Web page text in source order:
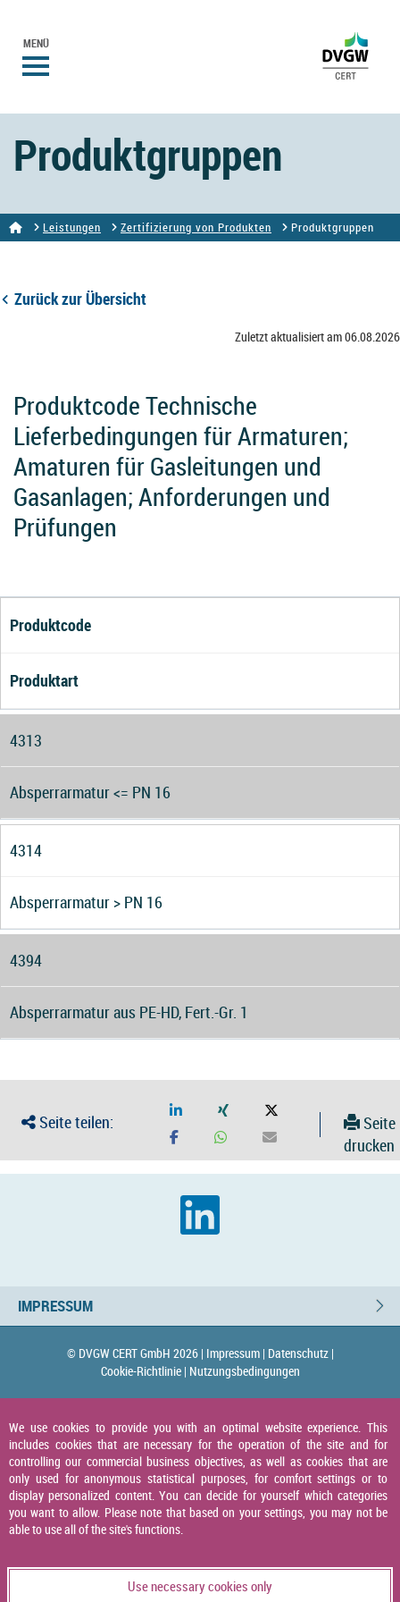
MENÜ
Produktgruppen
Leistungen Zertifizierung von Produkten Produktgruppen
Zurück zur Übersicht
Zuletzt aktualisiert am 06.08.2026
Produktcode Technische
Lieferbedingungen für Armaturen;
Amaturen für Gasleitungen und
Gasanlagen; Anforderungen und
Prüfungen
Produktcode
Produktart
4313
Absperrarmatur <= PN 16
4314
Absperrarmatur > PN 16
4394
Absperrarmatur aus PE-HD, Fert.-Gr. 1
Seite teilen:
Seite
drucken
IMPRESSUM
© DVGW CERT GmbH 2026 | Impressum | Datenschutz |
Cookie-Richtlinie | Nutzungsbedingungen
We use cookies to provide you with an optimal website experience. This
includes cookies that are necessary for the operation of the site and for
controlling our commercial business objectives, as well as cookies that are
only used for anonymous statistical purposes, for comfort settings or to
display personalized content. You can decide for yourself which categories
you want to allow. Please note that based on your settings, you may not be
able to use all of the site's functions.
Use necessary cookies only